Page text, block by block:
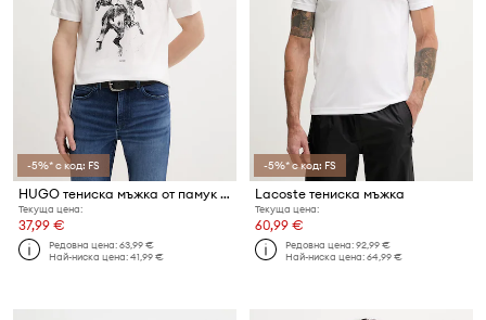
-5%* с код: FS
HUGO тениска мъжка от памук Duhorse
Текуща цена:
37,99 €
Редовна цена:63,99 €
Най-ниска цена:41,99 €
-5%* с код: FS
Lacoste тениска мъжка
Текуща цена:
60,99 €
Редовна цена:92,99 €
Най-ниска цена:64,99 €